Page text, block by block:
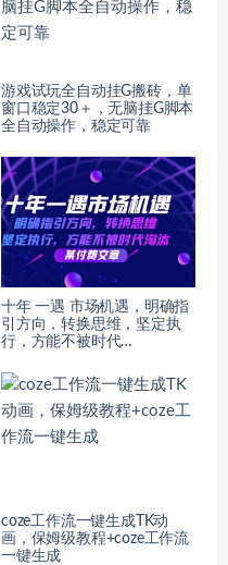
游戏试玩全自动挂G搬砖，单
窗口稳定30＋，无脑挂G脚本
全自动操作，稳定可靠
十年 一遇 市场机遇，明确指
引方向，转换思维，坚定执
行，方能不被时代…
coze工作流一键生成TK动
画，保姆级教程+coze工作流
一键生成